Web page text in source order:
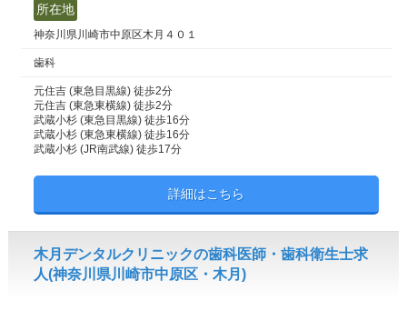
所在地
神奈川県川崎市中原区木月４０１
歯科
元住吉 (東急目黒線) 徒歩2分
元住吉 (東急東横線) 徒歩2分
武蔵小杉 (東急目黒線) 徒歩16分
武蔵小杉 (東急東横線) 徒歩16分
武蔵小杉 (JR南武線) 徒歩17分
詳細はこちら
木月デンタルクリニックの歯科医師・歯科衛生士求
人(神奈川県川崎市中原区・木月)